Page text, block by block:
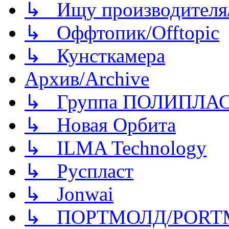
↳ Ищу
↳ Оффтопик/Offtopic
↳ Кунсткамера
Архив/Archive
↳ Группа
↳ Новая Орбита
↳ ILMA Technology
↳ Руспласт
↳ Jonwai
↳ ПОРТМОЛД/